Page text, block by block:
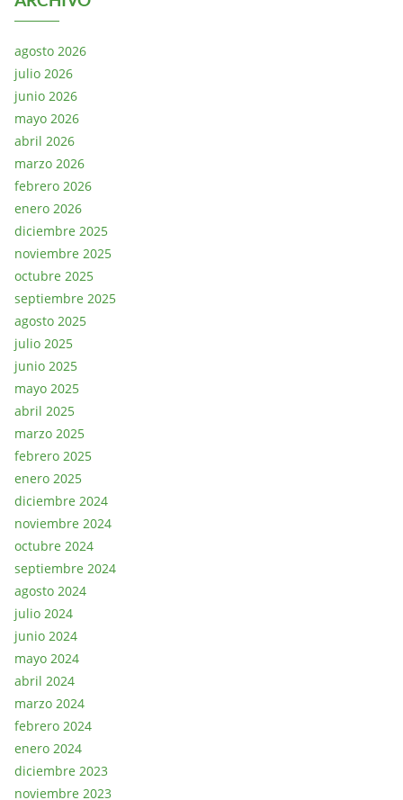
agosto 2026
julio 2026
junio 2026
mayo 2026
abril 2026
marzo 2026
febrero 2026
enero 2026
diciembre 2025
noviembre 2025
octubre 2025
septiembre 2025
agosto 2025
julio 2025
junio 2025
mayo 2025
abril 2025
marzo 2025
febrero 2025
enero 2025
diciembre 2024
noviembre 2024
octubre 2024
septiembre 2024
agosto 2024
julio 2024
junio 2024
mayo 2024
abril 2024
marzo 2024
febrero 2024
enero 2024
diciembre 2023
noviembre 2023